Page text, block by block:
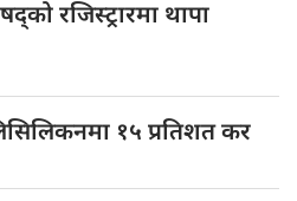
रजिस्ट्रारमा थापा
१५ प्रतिशत कर